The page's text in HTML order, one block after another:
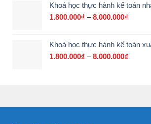
từ
700.000₫
Khoá học thực hành kế toán
1.800.000₫ – 8.000.000₫
Khoá học thực hành kế toán
1.800.000₫ – 8.000.000₫